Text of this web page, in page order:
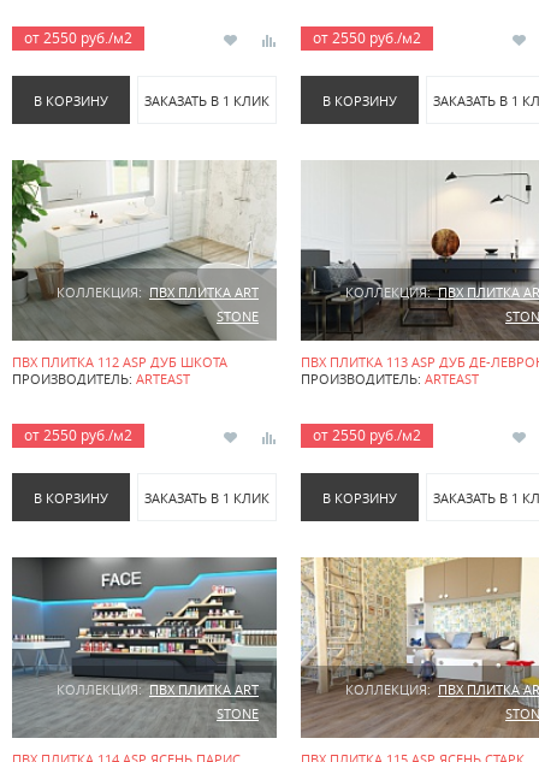
от 2550 руб./м2
В КОРЗИНУ ЗАКАЗАТЬ В 1 КЛИК
от 2550 руб./м2
В КОРЗИНУ ЗАКАЗАТЬ В 1
КОЛЛЕКЦИЯ: ПВХ ПЛИТКА ART
STONE
ПВХ ПЛИТКА 112 ASP ДУБ ШКОТА
ПРОИЗВОДИТЕЛЬ: ARTEAST
от 2550 руб./м2
В КОРЗИНУ ЗАКАЗАТЬ В 1 КЛИК
КОЛЛЕКЦИЯ: ПВХ ПЛИТКА
ПВХ ПЛИТКА 113 ASP ДУБ ДЕ-
ПРОИЗВОДИТЕЛЬ: ARTEAST
от 2550 руб./м2
В КОРЗИНУ ЗАКАЗАТЬ В 1
КОЛЛЕКЦИЯ: ПВХ ПЛИТКА ART
STONE
КОЛЛЕКЦИЯ: ПВХ ПЛИТКА